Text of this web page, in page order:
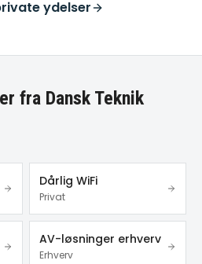
ydelser
fra Dansk Teknik
Dårlig WiFi
Privat
AV-løsninger erhverv
Erhverv